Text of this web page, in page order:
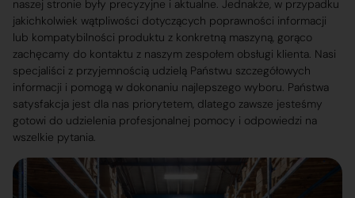
naszej stronie były precyzyjne i aktualne. Jednakże, w przypadku
jakichkolwiek wątpliwości dotyczących poprawności informacji
lub kompatybilności produktu z konkretną maszyną, gorąco
zachęcamy do kontaktu z naszym zespołem obsługi klienta. Nasi
specjaliści z przyjemnością udzielą Państwu szczegółowych
informacji i pomogą w dokonaniu najlepszego wyboru. Państwa
satysfakcja jest dla nas priorytetem, dlatego zawsze jesteśmy
gotowi do udzielenia profesjonalnej pomocy i odpowiedzi na
wszelkie pytania.